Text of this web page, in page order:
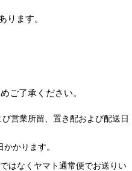
ます。
ご了承ください。
営業所留、置き配および配送日
かります。
はなくヤマト通常便でお送りい